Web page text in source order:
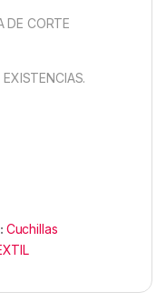
DE CORTE
Cuchillas